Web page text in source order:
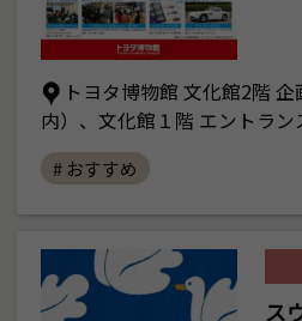
トヨタ博物館 文化館2階
内）、文化館１階 エントラン
# おすすめ
ス